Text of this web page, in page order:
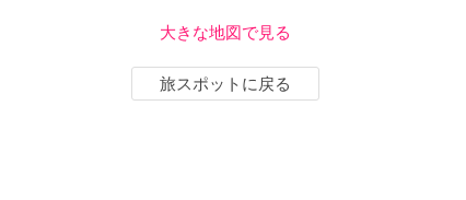
大きな地図で見る
旅スポットに戻る